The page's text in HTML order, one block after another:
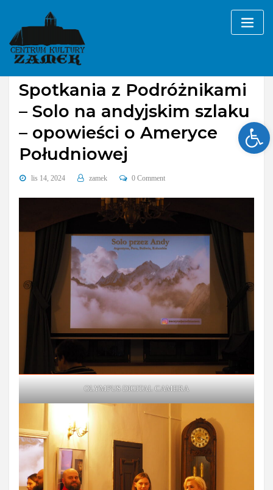
content
Galerie wydarzenia cykliczne
Spotkania z Podróżnikami
– Solo na andyjskim szlaku
– opowieści o Ameryce
Południowej
lis 14, 2024 zamek 0 Comment
OLYMPUS DIGITAL CAMERA